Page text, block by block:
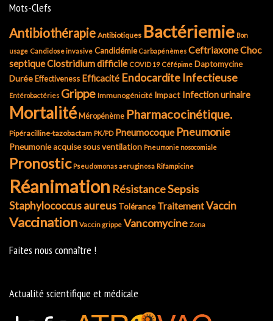
Mots-Clefs
Antibiothérapie Antibiotiques Bactériemie Bon
usage Candidose invasive Candidémie Carbapénèmes CeftriaxoneChoc
septiqueClostridium difficile COVID 19 Céfépime Daptomycine
Durée Effectiveness Efficacité Endocardite Infectieuse
Entérobactéries Grippe Immunogénicité Impact Infection urinaire
Mortalité Méropénème Pharmacocinétique.
Pipéracilline-tazobactam PK/PD Pneumocoque Pneumonie
Pneumonie acquise sous ventilation Pneumonie nosocomiale
Pronostic Pseudomonas aeruginosa Rifampicine
Réanimation RésistanceSepsis
Staphylococcus aureus Tolérance TraitementVaccin
Vaccination Vaccin grippe Vancomycine Zona
Faites nous connaître !
Actualité scientifique et médicale